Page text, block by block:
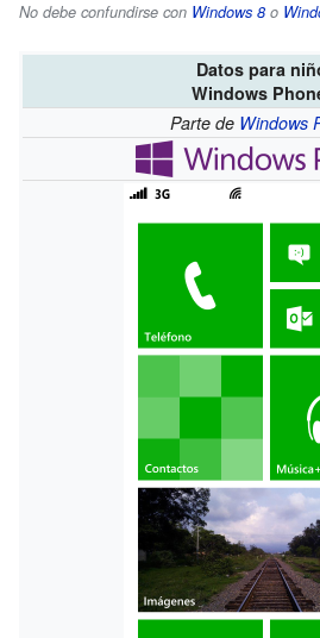
No debe confundirse con Windows 8 o
Datos para
Windows
Parte de Windows